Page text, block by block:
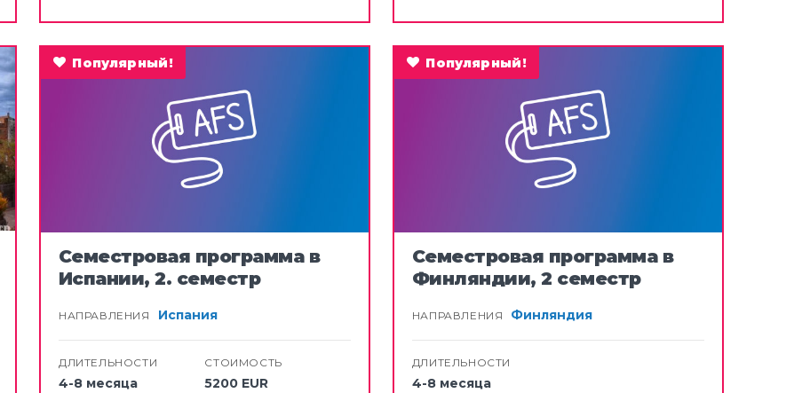
Семестровая программа в
Испании, 2. семестр
НАПРАВЛЕНИЯ Испания
ДЛИТЕЛЬНОСТИ
4-8 месяца
СТОИМОСТЬ
5200 EUR
Популярный!
Семестровая программа в
Финляндии, 2 семестр
НАПРАВЛЕНИЯ Финляндия
ДЛИТЕЛЬНОСТИ
4-8 месяца
Популярный!